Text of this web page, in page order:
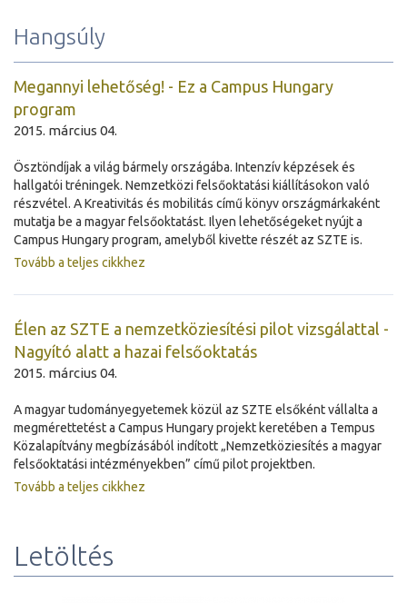
Hangsúly
Megannyi lehetőség! - Ez a Campus Hungary
program
2015. március 04.
Ösztöndíjak a világ bármely országába. Intenzív képzések és
hallgatói tréningek. Nemzetközi felsőoktatási kiállításokon való
részvétel. A Kreativitás és mobilitás című könyv országmárkaként
mutatja be a magyar felsőoktatást. Ilyen lehetőségeket nyújt a
Campus Hungary program, amelyből kivette részét az SZTE is.
Tovább a teljes cikkhez
Élen az SZTE a nemzetköziesítési pilot vizsgálattal -
Nagyító alatt a hazai felsőoktatás
2015. március 04.
A magyar tudományegyetemek közül az SZTE elsőként vállalta a
megmérettetést a Campus Hungary projekt keretében a Tempus
Közalapítvány megbízásából indított „Nemzetköziesítés a magyar
felsőoktatási intézményekben” című pilot projektben.
Tovább a teljes cikkhez
Letöltés